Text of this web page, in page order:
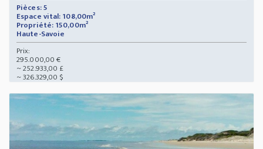
Pièces: 5
Espace vital: 108,00m²
Propriété: 150,00m²
Haute-Savoie
Prix:
295.000,00 €
~ 252.933,00 £
~ 326.329,00 $